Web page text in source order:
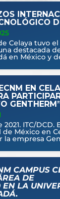
Celaya tuvo
destacada
en México y
EN
2021. ITC/DCD.
México en
la empresa
CAMPUS
DE
LA